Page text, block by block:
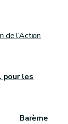
de l’Action
pour les
Barème